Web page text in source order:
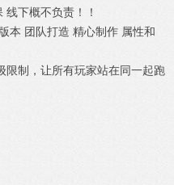
下概不负责！！
本 团队打造 精心制作 属性和
限制，让所有玩家站在同一起跑